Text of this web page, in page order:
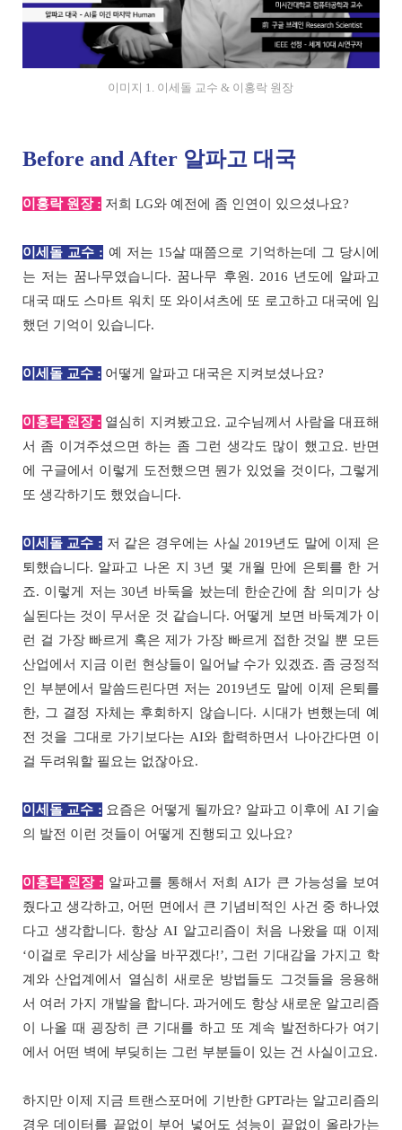
이미지 1. 이세돌 교수 & 이홍락 원장
Before and After 알파고 대국
이홍락 원장 : 저희 LG와 예전에 좀 인연이 있으셨나요?
이세돌 교수 : 예 저는 15살 때쯤으로 기억하는데 그 당시에
는 저는 꿈나무였습니다. 꿈나무 후원. 2016 년도에 알파고
대국 때도 스마트 워치 또 와이셔츠에 또 로고하고 대국에 임
했던 기억이 있습니다.
이세돌 교수 : 어떻게 알파고 대국은 지켜보셨나요?
이홍락 원장 : 열심히 지켜봤고요. 교수님께서 사람을 대표해
서 좀 이겨주셨으면 하는 좀 그런 생각도 많이 했고요. 반면
에 구글에서 이렇게 도전했으면 뭔가 있었을 것이다, 그렇게
또 생각하기도 했었습니다.
이세돌 교수 : 저 같은 경우에는 사실 2019년도 말에 이제 은
퇴했습니다. 알파고 나온 지 3년 몇 개월 만에 은퇴를 한 거
죠. 이렇게 저는 30년 바둑을 놨는데 한순간에 참 의미가 상
실된다는 것이 무서운 것 같습니다. 어떻게 보면 바둑계가 이
런 걸 가장 빠르게 혹은 제가 가장 빠르게 접한 것일 뿐 모든
산업에서 지금 이런 현상들이 일어날 수가 있겠죠. 좀 긍정적
인 부분에서 말씀드린다면 저는 2019년도 말에 이제 은퇴를
한, 그 결정 자체는 후회하지 않습니다. 시대가 변했는데 예
전 것을 그대로 가기보다는 AI와 합력하면서 나아간다면 이
걸 두려워할 필요는 없잖아요.
이세돌 교수 : 요즘은 어떻게 될까요? 알파고 이후에 AI 기술
의 발전 이런 것들이 어떻게 진행되고 있나요?
이홍락 원장 : 알파고를 통해서 저희 AI가 큰 가능성을 보여
줬다고 생각하고, 어떤 면에서 큰 기념비적인 사건 중 하나였
다고 생각합니다. 항상 AI 알고리즘이 처음 나왔을 때 이제
‘이걸로 우리가 세상을 바꾸겠다!’, 그런 기대감을 가지고 학
계와 산업계에서 열심히 새로운 방법들도 그것들을 응용해
서 여러 가지 개발을 합니다. 과거에도 항상 새로운 알고리즘
이 나올 때 굉장히 큰 기대를 하고 또 계속 발전하다가 여기
에서 어떤 벽에 부딪히는 그런 부분들이 있는 건 사실이고요.
하지만 이제 지금 트랜스포머에 기반한 GPT라는 알고리즘의
경우 데이터를 끝없이 부어 넣어도 성능이 끝없이 올라가는